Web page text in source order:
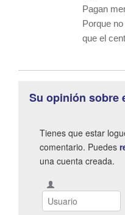
Pagan
Porque
que el
Su opinión sobre
Tienes que estar
comentario. Puedes
una cuenta creada.